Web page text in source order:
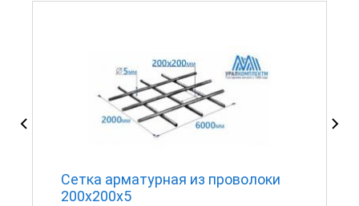
Сетка арматурная из проволоки
200х200х5